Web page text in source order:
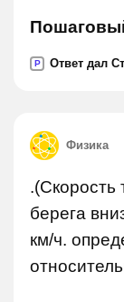
P Ответ дал
Физика
.(Скорость
берега
км/ч.